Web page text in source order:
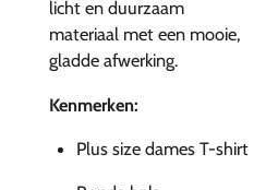
licht en duurzaam
materiaal met een mooie,
gladde afwerking.
Kenmerken:
Plus size dames T-shirt